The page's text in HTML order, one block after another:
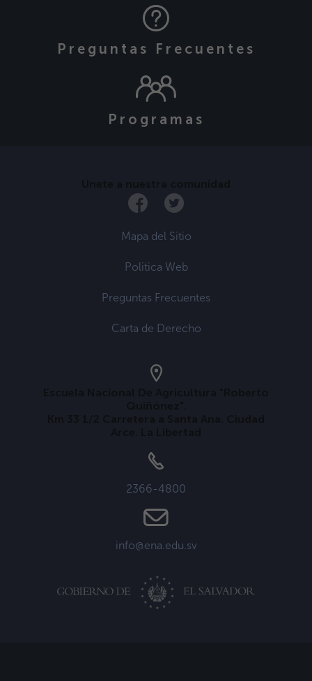
Preguntas Frecuentes
Programas
Mapa del Sitio
Politica Web
Preguntas Frecuentes
Carta de Derecho
2366-4800
info@ena.edu.sv